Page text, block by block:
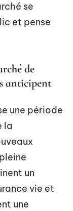
se
et pense
de
anticipent
une période
la
un
vie et
une